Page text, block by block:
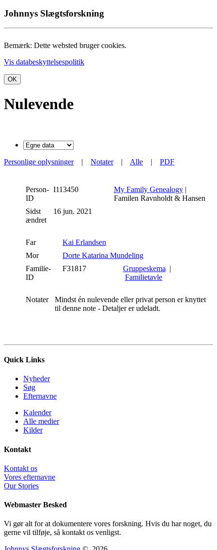
Johnnys Slægtsforskning
Bemærk: Dette websted bruger cookies.
Vis databeskyttelsespolitik
OK
Nulevende
Personlige oplysninger| Notater| Alle | PDF
Person-
ID
I113450 My Family Genealogy |
Familen Ravnholdt & Hansen
Sidst
ændret
16 jun. 2021
Far
Kai Erlandsen
Mor
Dorte Katarina Mundeling
Familie-
ID
F31817 Gruppeskema |
Familietavle
Notater
Mindst én nulevende eller privat person er knyttet
til denne note - Detaljer er udeladt.
Quick Links
Nyheder
Søg
Efternavne
Kalender
Alle medier
Kilder
Kontakt
Kontakt os
Vores efternavne
Our Stories
Webmaster Besked
Vi gør alt for at dokumentere vores forskning. Hvis du har noget, du
gerne vil tilføje, så kontakt os venligst.